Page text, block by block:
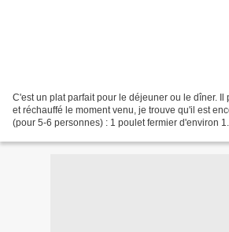
C'est un plat parfait pour le déjeuner ou le dîner. Il
et réchauffé le moment venu, je trouve qu'il est
(pour 5-6 personnes) : 1 poulet fermier d'environ